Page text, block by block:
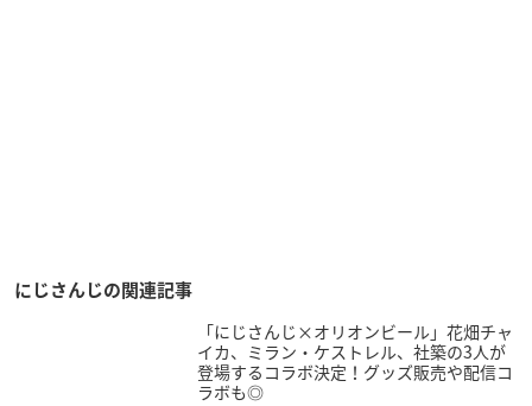
にじさんじの関連記事
「にじさんじ×オリオンビール」花畑チャ
イカ、ミラン・ケストレル、社築の3人が
登場するコラボ決定！グッズ販売や配信コ
ラボも◎